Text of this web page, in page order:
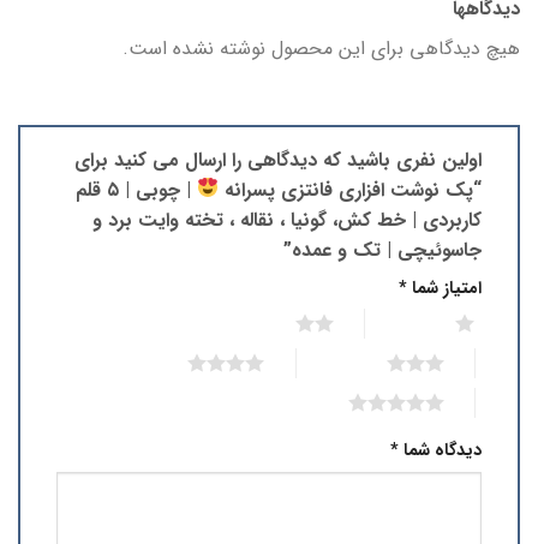
دیدگاهها
هیچ دیدگاهی برای این محصول نوشته نشده است.
اولین نفری باشید که دیدگاهی را ارسال می کنید برای
“پک نوشت افزاری فانتزی پسرانه
| چوبی | ۵ قلم
کاربردی | خط کش، گونیا ، نقاله ، تخته وایت برد و
جاسوئیچی | تک و عمده”
امتیاز شما*
دیدگاه شما*